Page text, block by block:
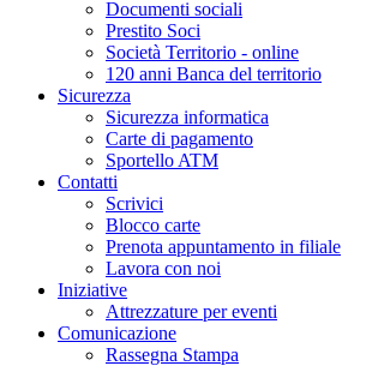
Documenti sociali
Prestito Soci
Società Territorio - online
120 anni Banca del territorio
Sicurezza
Sicurezza informatica
Carte di pagamento
Sportello ATM
Contatti
Scrivici
Blocco carte
Prenota appuntamento in filiale
Lavora con noi
Iniziative
Attrezzature per eventi
Comunicazione
Rassegna Stampa